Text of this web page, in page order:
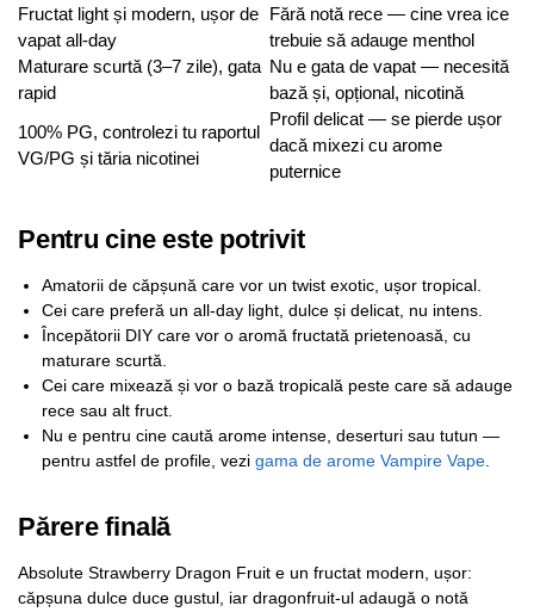
Fructat light și modern, ușor de
vapat all-day
Fără notă rece — cine vrea ice
trebuie să adauge menthol
Maturare scurtă (3–7 zile), gata
rapid
Nu e gata de vapat — necesită
bază și, opțional, nicotină
100% PG, controlezi tu raportul
VG/PG și tăria nicotinei
Profil delicat — se pierde ușor
dacă mixezi cu arome
puternice
Pentru cine este potrivit
Amatorii de căpșună care vor un twist exotic, ușor tropical.
Cei care preferă un all-day light, dulce și delicat, nu intens.
Începătorii DIY care vor o aromă fructată prietenoasă, cu
maturare scurtă.
Cei care mixează și vor o bază tropicală peste care să adauge
rece sau alt fruct.
Nu e pentru cine caută arome intense, deserturi sau tutun —
pentru astfel de profile, vezi gama de arome Vampire Vape
Părere finală
Absolute Strawberry Dragon Fruit e un fructat modern, ușor:
căpșuna dulce duce gustul, iar dragonfruit-ul adaugă o notă